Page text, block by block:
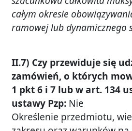
całym okresie
ramowej lub dynamicznego
II.7) Czy przewiduje się
zamówień, o których
1 pkt 6 i 7 lub w art. 134
ustawy Pzp: Nie
Określenie przedmiotu,